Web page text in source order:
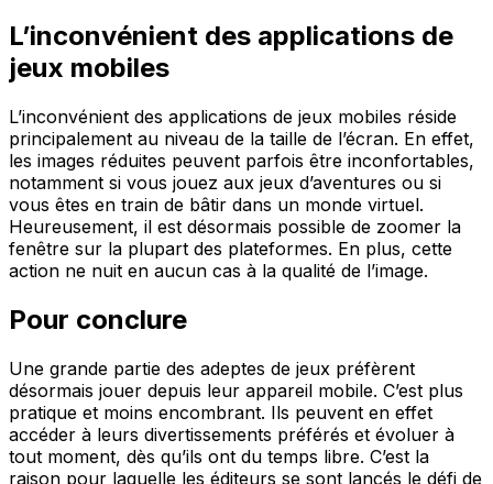
L’inconvénient des applications de
jeux mobiles
L’inconvénient des applications de jeux mobiles réside
principalement au niveau de la taille de l’écran. En effet,
les images réduites peuvent parfois être inconfortables,
notamment si vous jouez aux jeux d’aventures ou si
vous êtes en train de bâtir dans un monde virtuel.
Heureusement, il est désormais possible de zoomer la
fenêtre sur la plupart des plateformes. En plus, cette
action ne nuit en aucun cas à la qualité de l’image.
Pour conclure
Une grande partie des adeptes de jeux préfèrent
désormais jouer depuis leur appareil mobile. C’est plus
pratique et moins encombrant. Ils peuvent en effet
accéder à leurs divertissements préférés et évoluer à
tout moment, dès qu’ils ont du temps libre. C’est la
raison pour laquelle les éditeurs se sont lancés le défi de